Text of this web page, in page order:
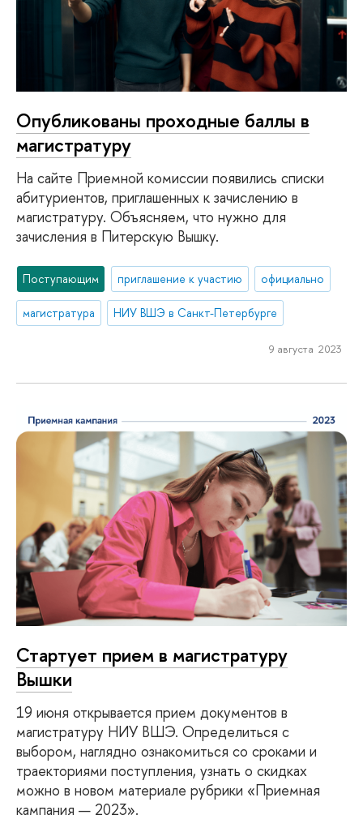
Опубликованы проходные баллы в
магистратуру
На сайте Приемной комиссии появились списки
абитуриентов, приглашенных к зачислению в
магистратуру. Объясняем, что нужно для
зачисления в Питерскую Вышку.
Поступающим приглашение к участию официально
магистратура НИУ ВШЭ в Санкт-Петербурге
9 августа 2023
Стартует прием в магистратуру
Вышки
19 июня открывается прием документов в
магистратуру НИУ ВШЭ. Определиться с
выбором, наглядно ознакомиться со сроками и
траекториями поступления, узнать о скидках
можно в новом материале рубрики «Приемная
кампания — 2023».